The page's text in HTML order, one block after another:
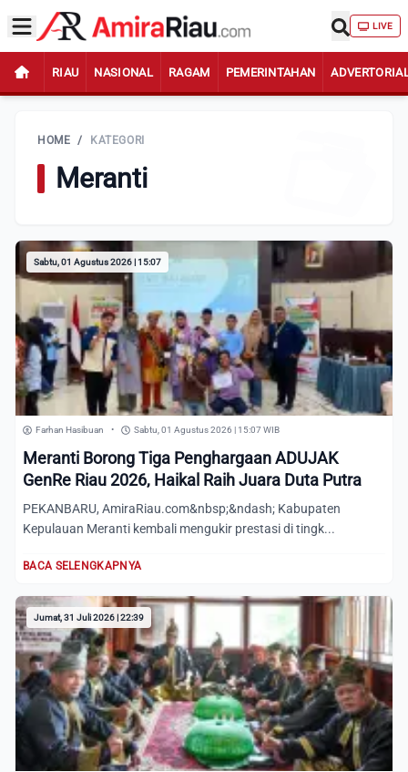
LIVE
RIAU NASIONAL RAGAM PEMERINTAHAN
HOME / KATEGORI
Meranti
Sabtu, 01 Agustus 2026 | 15:07
Farhan Hasibuan • Sabtu, 01 Agustus 2026 | 15:07 WIB
Meranti Borong Tiga Penghargaan ADUJAK
GenRe Riau 2026, Haikal Raih Juara Duta Putra
PEKANBARU, AmiraRiau.com&nbsp;&ndash; Kabupaten
Kepulauan Meranti kembali mengukir prestasi di tingk...
BACA SELENGKAPNYA
Jumat, 31 Juli 2026 | 22:39